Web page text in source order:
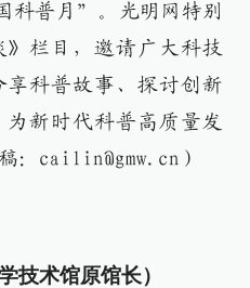
科普月”。光明网特别
栏目，邀请广大科技
科普故事、探讨创新
新时代科普高质量发
：cailin@gmw.cn）
技术馆原馆长）